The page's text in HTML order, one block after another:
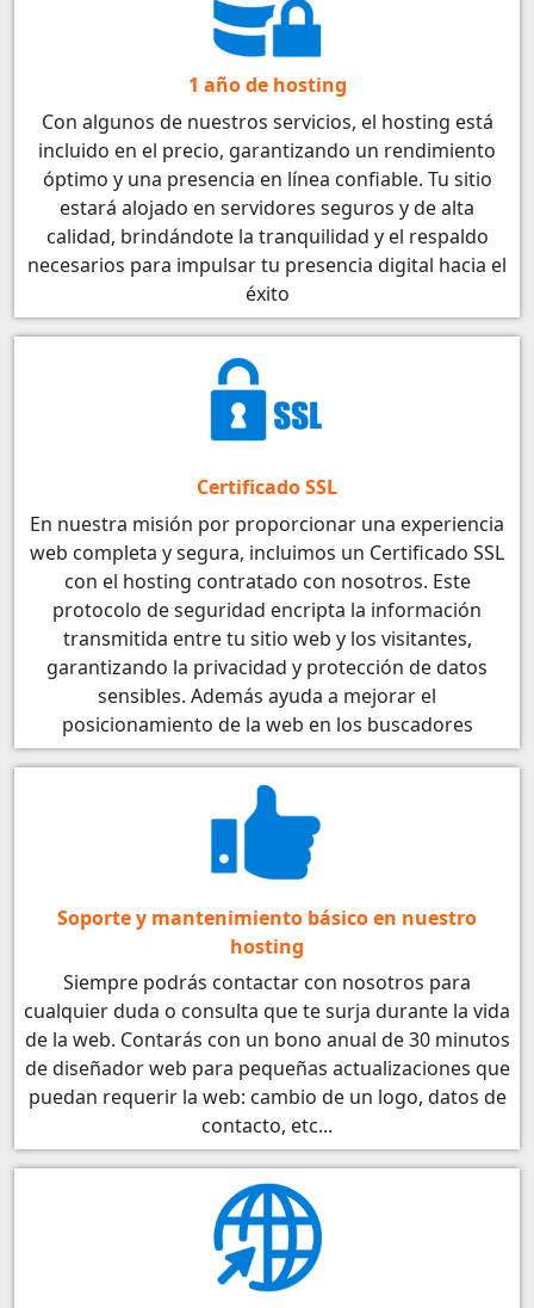
1 año de hosting
Con algunos de nuestros servicios, el hosting está
incluido en el precio, garantizando un rendimiento
óptimo y una presencia en línea confiable. Tu sitio
estará alojado en servidores seguros y de alta
calidad, brindándote la tranquilidad y el respaldo
necesarios para impulsar tu presencia digital hacia el
éxito
Certificado SSL
En nuestra misión por proporcionar una experiencia
web completa y segura, incluimos un Certificado SSL
con el hosting contratado con nosotros. Este
protocolo de seguridad encripta la información
transmitida entre tu sitio web y los visitantes,
garantizando la privacidad y protección de datos
sensibles. Además ayuda a mejorar el
posicionamiento de la web en los buscadores
Soporte y mantenimiento básico en nuestro
hosting
Siempre podrás contactar con nosotros para
cualquier duda o consulta que te surja durante la vida
de la web. Contarás con un bono anual de 30 minutos
de diseñador web para pequeñas actualizaciones que
puedan requerir la web: cambio de un logo, datos de
contacto, etc...